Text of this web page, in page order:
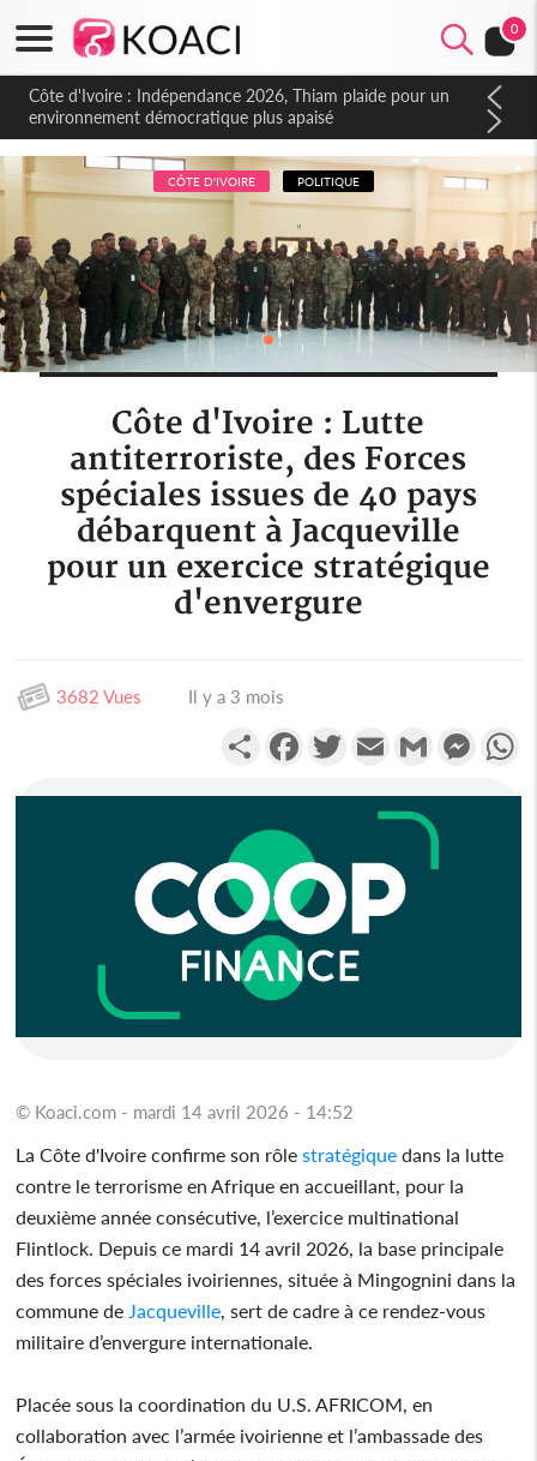
0
Côte d'Ivoire : Indépendance 2026, Thiam plaide pour un
environnement démocratique plus apaisé
CÔTE D'IVOIRE POLITIQUE
Côte d'Ivoire : Lutte
antiterroriste, des Forces
spéciales issues de 40 pays
débarquent à Jacqueville
pour un exercice stratégique
d'envergure
3682 Vues Il y a 3 mois
PartagerFacebookTwitterEmail Gmail
© Koaci.com - mardi 14 avril 2026 - 14:52
La Côte d'Ivoire confirme son rôle stratégique dans la lutte
contre le terrorisme en Afrique en accueillant, pour la
deuxième année consécutive, l’exercice multinational
Flintlock. Depuis ce mardi 14 avril 2026, la base principale
des forces spéciales ivoiriennes, située à Mingognini dans la
commune de Jacqueville , sert de cadre à ce rendez-vous
militaire d’envergure internationale.
Placée sous la coordination du U.S. AFRICOM, en
collaboration avec l’armée ivoirienne et l’ambassade des